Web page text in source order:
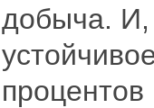
добыча. И,
процентов